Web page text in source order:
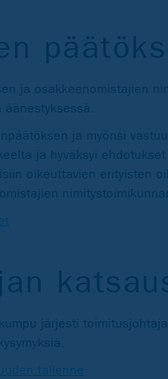
ja osakkeenomistajien
äänestyksessä.
ja myönsi
ja hyväksyi
oikeuttavien erityisten
järjesti
tallenne